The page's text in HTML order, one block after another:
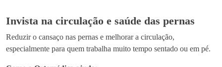
Invista na circulação e saúde das pernas
Reduzir o cansaço nas pernas e melhorar a circulação,
especialmente para quem trabalha muito tempo sentado ou em pé.